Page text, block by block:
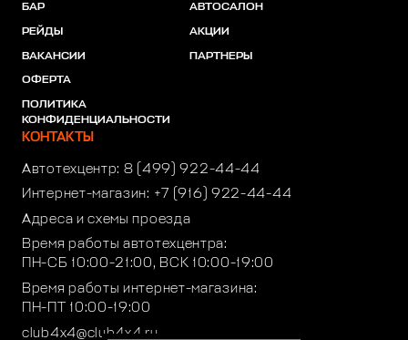
БАР
РЕЙДЫ
ВАКАНСИИ
ОФЕРТА
ПОЛИТИКА
КОНФИДЕНЦИАЛЬНОСТИ
АВТОСАЛОН
АКЦИИ
ПАРТНЕРЫ
КОНТАКТЫ
Автотехцентр: 8 (499) 922-44-44
Интернет-магазин: +7 (916) 922-44-44
Адреса и схемы проезда
Время работы автотехцентра:
ПН-СБ 10:00-21:00, ВСК 10:00-19:00
Время работы интернет-магазина:
ПН-ПТ 10:00-19:00
club4x4@club4x4.ru